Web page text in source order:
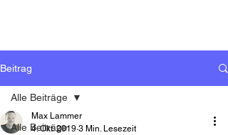
Beitrag
Alle Beiträge
Alle Beiträge
Max Lammer
4. Okt. 2019 3 Min. Lesezeit